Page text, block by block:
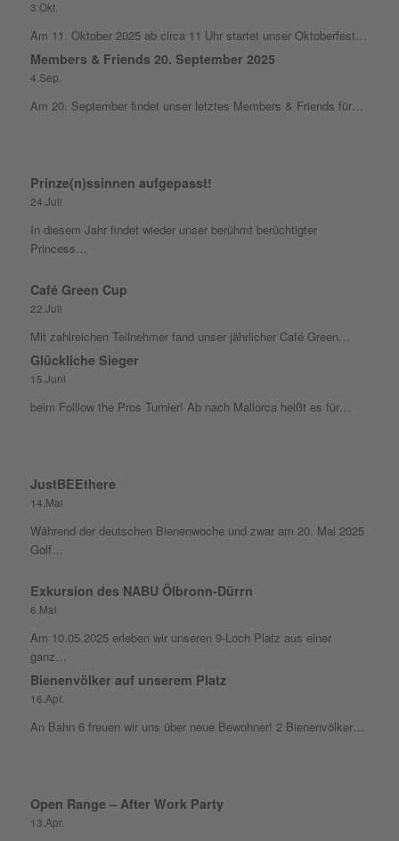
3.Okt.
Am 11. Oktober 2025 ab circa 11 Uhr startet unser Oktoberfest…
Members & Friends 20. September 2025
4.Sep.
Am 20. September findet unser letztes Members & Friends für…
Prinze(n)ssinnen aufgepasst!
24.Juli
In diesem Jahr findet wieder unser berühmt berüchtigter
Princess…
Café Green Cup
22.Juli
Mit zahlreichen Teilnehmer fand unser jährlicher Café Green…
Glückliche Sieger
15.Juni
beim Folllow the Pros Turnier! Ab nach Mallorca heißt es für…
JustBEEthere
14.Mai
Während der deutschen Bienenwoche und zwar am 20. Mai 2025
Golf…
Exkursion des NABU Ölbronn-Dürrn
6.Mai
Am 10.05.2025 erleben wir unseren 9-Loch Platz aus einer
ganz…
Bienenvölker auf unserem Platz
16.Apr.
An Bahn 6 freuen wir uns über neue Bewohner! 2 Bienenvölker…
Open Range – After Work Party
13.Apr.